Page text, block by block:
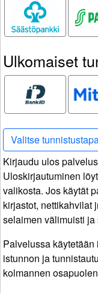
Säästöpankki S-
Ulkomaiset
Bank ID
Valitse
Kirjaudu ulos
Uloskirjautuminen
valikosta. Jos käytät
kirjastot, nettikahvilat
selaimen välimuisti
Palvelussa
istunnon ja
kolmannen